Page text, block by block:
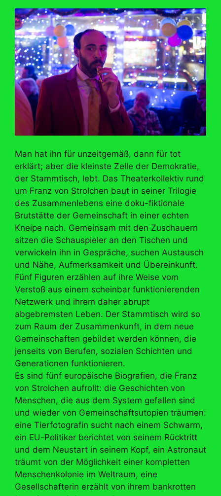
Man hat ihn für unzeitgemäß, dann für tot
erklärt; aber die kleinste Zelle der Demokratie,
der Stammtisch, lebt. Das Theaterkollektiv rund
um Franz von Strolchen baut in seiner Trilogie
des Zusammenlebens eine doku-fiktionale
Brutstätte der Gemeinschaft in einer echten
Kneipe nach. Gemeinsam mit den Zuschauern
sitzen die Schauspieler an den Tischen und
verwickeln ihn in Gespräche, suchen Austausch
und Nähe, Aufmerksamkeit und Übereinkunft.
Fünf Figuren erzählen auf ihre Weise vom
Verstoß aus einem scheinbar funktionierenden
Netzwerk und ihrem daher abrupt
abgebremsten Leben. Der Stammtisch wird so
zum Raum der Zusammenkunft, in dem neue
Gemeinschaften gebildet werden können, die
jenseits von Berufen, sozialen Schichten und
Generationen funktionieren.
Es sind fünf europäische Biografien, die Franz
von Strolchen aufrollt: die Geschichten von
Menschen, die aus dem System gefallen sind
und wieder von Gemeinschaftsutopien träumen:
eine Tierfotografin sucht nach einem Schwarm,
ein EU-Politiker berichtet von seinem Rücktritt
und dem Neustart in seinem Kopf, ein Astronaut
träumt von der Möglichkeit einer kompletten
Menschenkolonie im Weltraum, eine
Gesellschafterin erzählt von ihrem bankrotten